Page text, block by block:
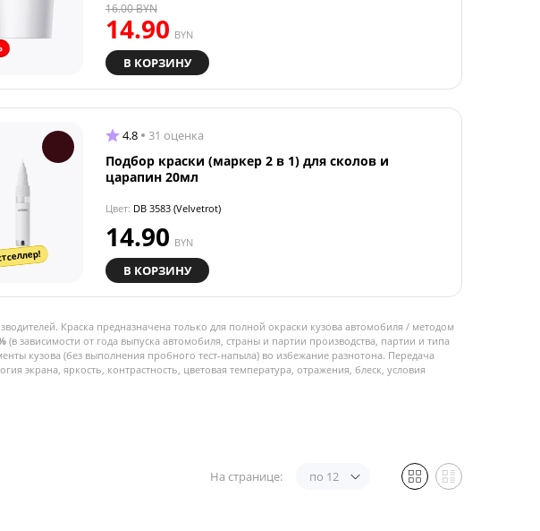
14.90 BYN
16.00BYN
В КОРЗИНУ
4.8 31 оценка
Подбор краски (маркер 2 в 1) для сколов и
царапин 20мл
Цвет: DB 3583 (Velvetrot)
14.90 BYN
В КОРЗИНУ
Краска предназначена только для полной окраски кузова автомобиля / методом
(в зависимости от года выпуска автомобиля, страны и партии производства, партии и типа
кузова (без выполнения пробного тест-напыла) во избежание разнотона. Передача
экрана, яркость, контрастность, цветовая температура, отражения, блеск, условия
На странице: по 12